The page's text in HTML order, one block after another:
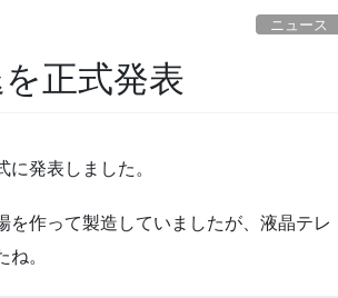
ニュース
正式発表
発表しました。
作って製造していましたが、液晶テレ
。